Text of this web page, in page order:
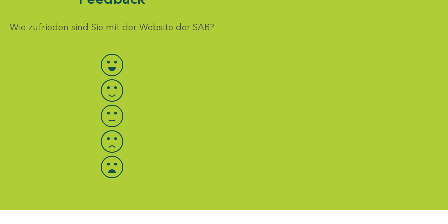
Wie zufrieden sind Sie mit der Website der SAB?
Bewertung auswählen